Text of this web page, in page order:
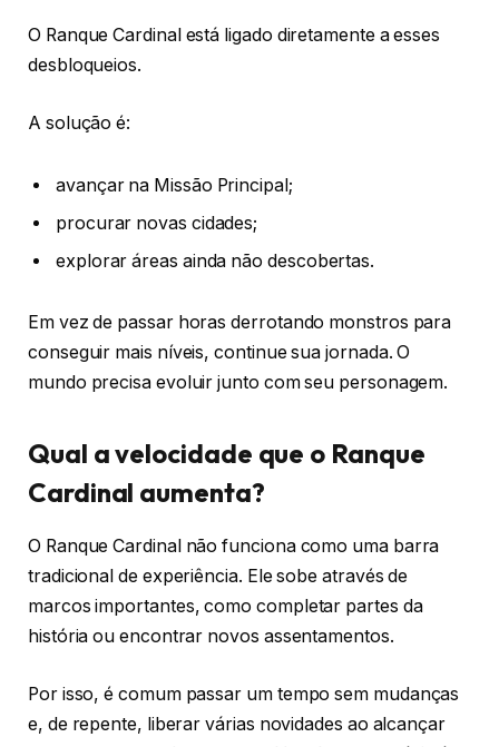
O Ranque Cardinal está ligado diretamente a esses
desbloqueios.
A solução é:
avançar na Missão Principal;
procurar novas cidades;
explorar áreas ainda não descobertas.
Em vez de passar horas derrotando monstros para
conseguir mais níveis, continue sua jornada. O
mundo precisa evoluir junto com seu personagem.
Qual a velocidade que o Ranque
Cardinal aumenta?
O Ranque Cardinal não funciona como uma barra
tradicional de experiência. Ele sobe através de
marcos importantes, como completar partes da
história ou encontrar novos assentamentos.
Por isso, é comum passar um tempo sem mudanças
e, de repente, liberar várias novidades ao alcançar